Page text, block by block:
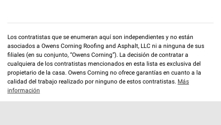
Los contratistas que se enumeran aquí son independientes y no están
asociados a Owens Corning Roofing and Asphalt, LLC ni a ninguna de sus
filiales (en su conjunto, “Owens Corning”). La decisión de contratar a
cualquiera de los contratistas mencionados en esta lista es exclusiva del
propietario de la casa. Owens Corning no ofrece garantías en cuanto a la
calidad del trabajo realizado por ninguno de estos contratistas. Más
información